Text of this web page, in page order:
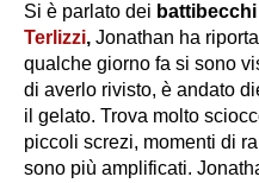
Si è parlato dei
Terlizzi, Jonathan ha
qualche giorno fa si sono
di averlo rivisto, è andato
il gelato. Trova molto
piccoli screzi, momenti di
sono più amplificati.